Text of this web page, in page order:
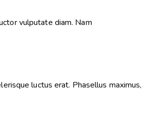
vulputate diam. Nam
luctus erat. Phasellus maximus,